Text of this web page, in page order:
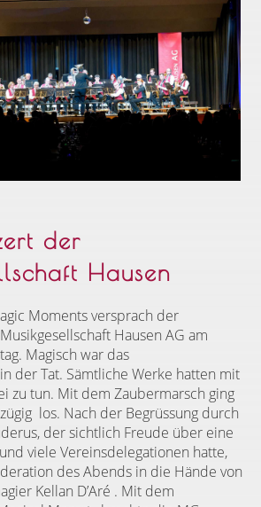
der
Hausen
Moments versprach der
Hausen AG am
Magisch war das
der Tat. Sämtliche Werke hatten mit
zu tun. Mit dem Zaubermarsch ging
los. Nach der Begrüssung durch
der sichtlich Freude über eine
viele Vereinsdelegationen hatte,
des Abends in die Hände von
Kellan D’Aré . Mit dem